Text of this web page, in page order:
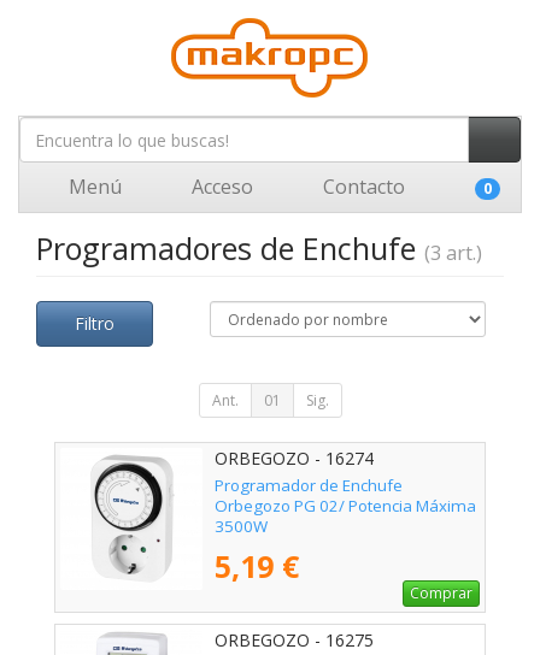
Menú Acceso Contacto 0
Programadores de Enchufe (3 art.)
Filtro
Ant. 01 Sig.
ORBEGOZO - 16274
Programador de Enchufe
Orbegozo PG 02/ Potencia Máxima
3500W
5,19 €
Comprar
ORBEGOZO - 16275